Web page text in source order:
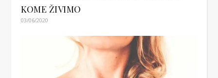
KOME ŽIVIMO
03/06/2020